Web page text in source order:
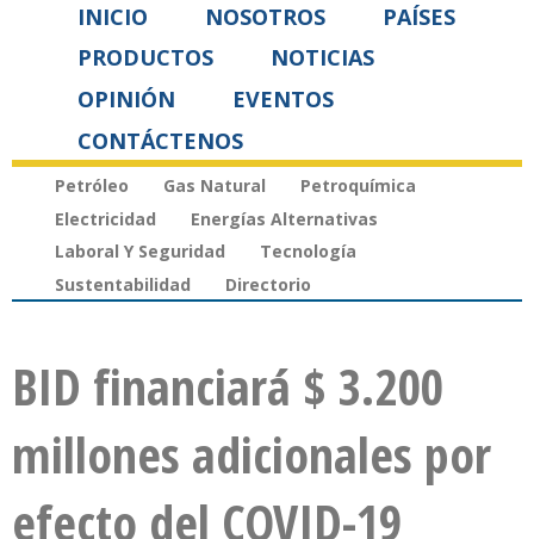
INICIO NOSOTROS
PAÍSES
PRODUCTOS
NOTICIAS
OPINIÓN
EVENTOS
CONTÁCTENOS
Petróleo Gas Natural
Petroquímica
Electricidad
Energías Alternativas
Laboral Y Seguridad
Tecnología
Sustentabilidad
Directorio
BID financiará $ 3.200
millones adicionales por
efecto del COVID-19